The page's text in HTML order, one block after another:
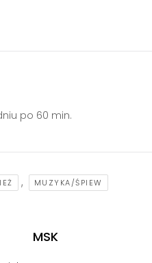
po 60 min.
, MUZYKA/ŚPIEW
MSK